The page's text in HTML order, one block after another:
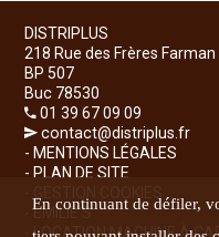
DISTRIPLUS
218 Rue des Frères Farman
BP 507
Buc 78530
01 39 67 09 09
contact@distriplus.fr
- MENTIONS LÉGALES
-PLAN DE SITE
-ÉMILIE'S
-LOCATION MACHINE À
En continuant de défiler,